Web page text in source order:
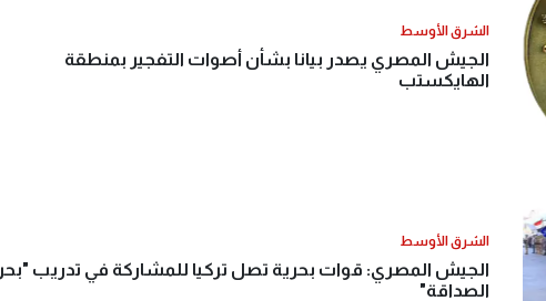
الشرق الأوسط
الجيش المصري يصدر بيانا بشأن أصوات التفجير بمنطقة
الهايكستب
الشرق الأوسط
الجيش المصري: قوات بحرية تصل تركيا للمشاركة في تدريب "بحر
الصداقة"